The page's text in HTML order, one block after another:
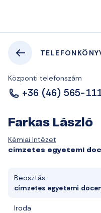
Központi telefonszám
+36 (46) 565-
Farkas László
Kémiai Intézet
címzetes egyetemi
Beosztás
címzetes egyetemi
Iroda